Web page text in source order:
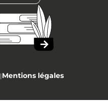
|Mentions légales